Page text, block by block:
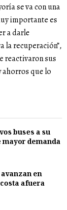
se va con una
importante es
a darle
la recuperación”,
reactivaron sus
ahorros que lo
buses a su
demanda
en
afuera